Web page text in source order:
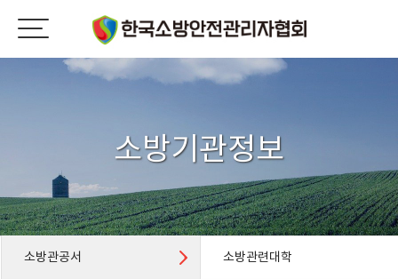
소방기관정보
소방관공서 소방관련대학